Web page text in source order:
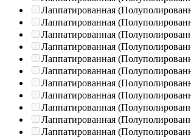
Лаппатированная
Лаппатированная
Лаппатированная
Лаппатированная
Лаппатированная
Лаппатированная
Лаппатированная
Лаппатированная
Лаппатированная
Лаппатированная
Лаппатированная